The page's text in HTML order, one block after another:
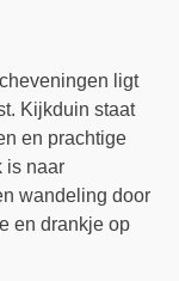
ligt
Kijkduin staat
en prachtige
is naar
wandeling door
en drankje op